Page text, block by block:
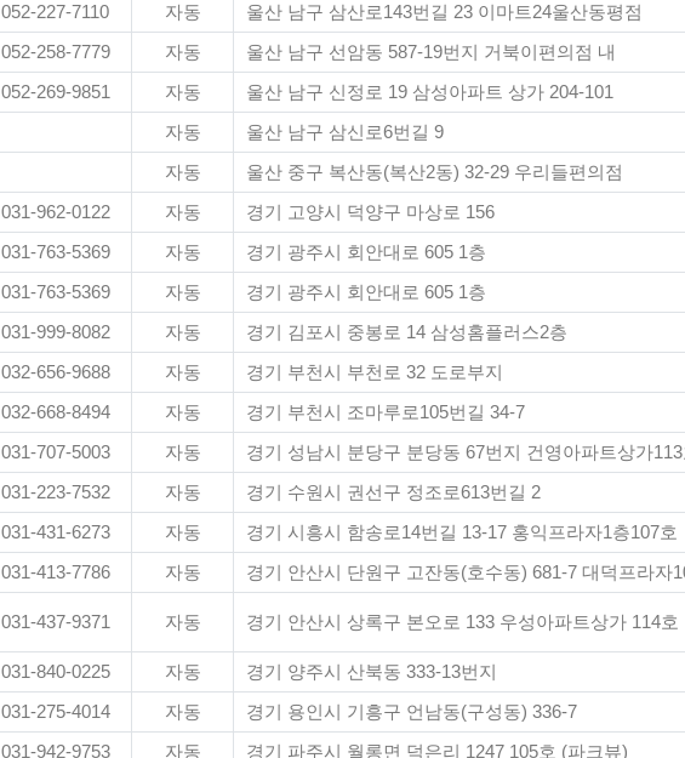
052-227-7110 자동 울산 남구 삼산로143번길 23 이마트24울산동평점
052-258-7779 자동 울산 남구 선암동 587-19번지 거북이편의점 내
052-269-9851 자동 울산 남구 신정로 19 삼성아파트 상가 204-101
자동 울산 남구 삼신로6번길 9
자동 울산 중구 복산동(복산2동) 32-29 우리들편의점
031-962-0122 자동 경기 고양시 덕양구 마상로 156
031-763-5369 자동 경기 광주시 회안대로 605 1층
031-763-5369 자동 경기 광주시 회안대로 605 1층
031-999-8082 자동 경기 김포시 중봉로 14 삼성홈플러스2층
032-656-9688 자동 경기 부천시 부천로 32 도로부지
032-668-8494 자동 경기 부천시 조마루로105번길 34-7
031-707-5003 자동 경기 성남시 분당구 분당동 67번지 건영아파트상가113
031-223-7532 자동 경기 수원시 권선구 정조로613번길 2
031-431-6273 자동 경기 시흥시 함송로14번길 13-17 홍익프라자1층107호
031-413-7786 자동 경기 안산시 단원구 고잔동(호수동) 681-7 대덕프라자
031-437-9371 자동 경기 안산시 상록구 본오로 133 우성아파트상가 114호
031-840-0225 자동 경기 양주시 산북동 333-13번지
031-275-4014 자동 경기 용인시 기흥구 언남동(구성동) 336-7
031-942-9753 자동 경기 파주시 월롱면 덕은리 1247 105호 (파크뷰)